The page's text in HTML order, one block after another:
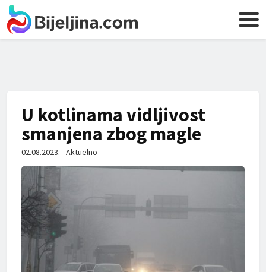
U kotlinama vidljivost
smanjena zbog magle
02.08.2023. - Aktuelno